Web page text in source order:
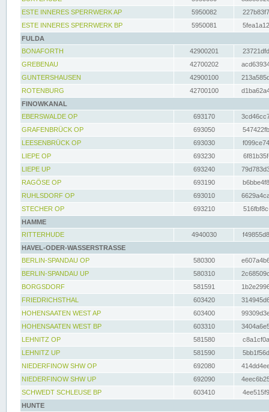
ESTE INNERES SPERRWERK AP
5950082
ESTE INNERES SPERRWERK BP
5950081
FULDA
BONAFORTH
42900201
GREBENAU
42700202
GUNTERSHAUSEN
42900100
ROTENBURG
42700100
FINOWKANAL
EBERSWALDE OP
693170
GRAFENBRÜCK OP
693050
LEESENBRÜCK OP
693030
LIEPE OP
693230
LIEPE UP
693240
RAGÖSE OP
693190
RUHLSDORF OP
693010
STECHER OP
693210
HAMME
RITTERHUDE
4940030
HAVEL-ODER-WASSERSTRASSE
BERLIN-SPANDAU OP
580300
BERLIN-SPANDAU UP
580310
BORGSDORF
581591
FRIEDRICHSTHAL
603420
HOHENSAATEN WEST AP
603400
HOHENSAATEN WEST BP
603310
LEHNITZ OP
581580
LEHNITZ UP
581590
NIEDERFINOW SHW OP
692080
NIEDERFINOW SHW UP
692090
SCHWEDT SCHLEUSE BP
603410
HUNTE